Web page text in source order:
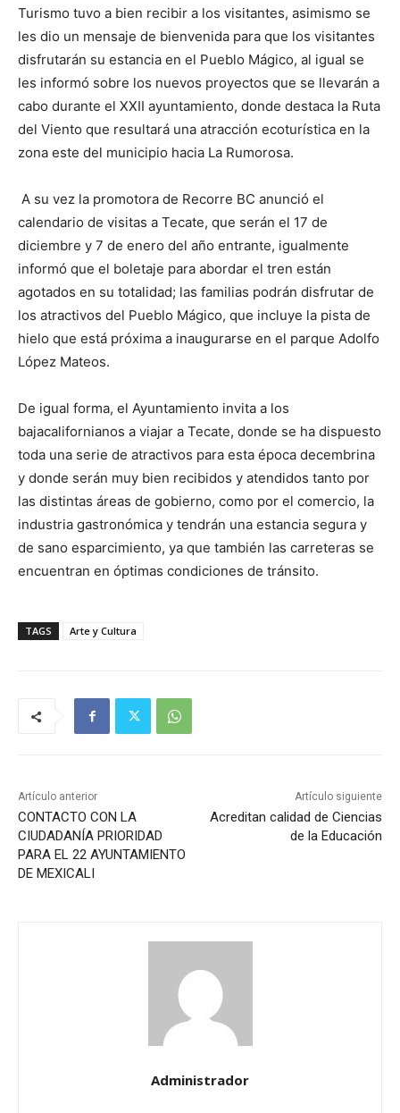
Turismo tuvo a bien recibir a los visitantes, asimismo se
les dio un mensaje de bienvenida para que los visitantes
disfrutarán su estancia en el Pueblo Mágico, al igual se
les informó sobre los nuevos proyectos que se llevarán a
cabo durante el XXII ayuntamiento, donde destaca la Ruta
del Viento que resultará una atracción ecoturística en la
zona este del municipio hacia La Rumorosa.
A su vez la promotora de Recorre BC anunció el
calendario de visitas a Tecate, que serán el 17 de
diciembre y 7 de enero del año entrante, igualmente
informó que el boletaje para abordar el tren están
agotados en su totalidad; las familias podrán disfrutar de
los atractivos del Pueblo Mágico, que incluye la pista de
hielo que está próxima a inaugurarse en el parque Adolfo
López Mateos.
De igual forma, el Ayuntamiento invita a los
bajacalifornianos a viajar a Tecate, donde se ha dispuesto
toda una serie de atractivos para esta época decembrina
y donde serán muy bien recibidos y atendidos tanto por
las distintas áreas de gobierno, como por el comercio, la
industria gastronómica y tendrán una estancia segura y
de sano esparcimiento, ya que también las carreteras se
encuentran en óptimas condiciones de tránsito.
TAGS Arte y Cultura
Artículo anterior
CONTACTO CON LA
CIUDADANÍA PRIORIDAD
PARA EL 22 AYUNTAMIENTO
DE MEXICALI
Artículo siguiente
Acreditan calidad de Ciencias
de la Educación
Administrador